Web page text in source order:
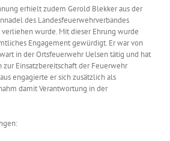
erhielt zudem Gerold Blekker aus der
des Landesfeuerwehrverbandes
wurde. Mit dieser Ehrung wurde
Engagement gewürdigt. Er war von
in der Ortsfeuerwehr Uelsen tätig und hat
Einsatzbereitschaft der Feuerwehr
engagierte er sich zusätzlich als
damit Verantwortung in der